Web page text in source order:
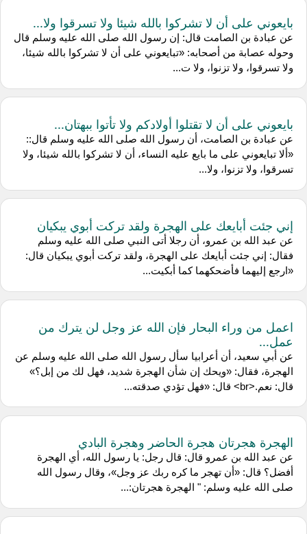
بايعوني على أن لا تشركوا بالله شيئا ولا تسرقوا ولا...
عن عبادة بن الصامت قال: إن رسول الله صلى الله عليه وسلم قال
وحوله عصابة من أصحابه: «تبايعوني على أن لا تشركوا بالله شيئا،
ولا تسرقوا، ولا تزنوا، ولا ت...
بايعوني على أن لا تقتلوا أولادكم ولا تأتوا ببهتان...
عن عبادة بن الصامت، أن رسول الله صلى الله عليه وسلم قال::
«ألا تبايعوني على ما بايع عليه النساء، أن لا تشركوا بالله شيئا، ولا
تسرقوا، ولا تزنوا، ولا...
إني جئت أبايعك على الهجرة ولقد تركت أبوي يبكيان
عن عبد الله بن عمرو، أن رجلا أتى النبي صلى الله عليه وسلم
فقال: إني جئت أبايعك على الهجرة، ولقد تركت أبوي يبكيان قال:
«ارجع إليهما فأضحكهما كما أبكيت...
اعمل من وراء البحار فإن الله عز وجل لن يترك من
عمل...
عن أبي سعيد، أن أعرابيا سأل رسول الله صلى الله عليه وسلم عن
الهجرة، فقال: «ويحك إن شأن الهجرة شديد، فهل لك من إبل؟»
قال: نعم.<br> قال: «فهل تؤدي صدقته...
الهجرة هجرتان هجرة الحاضر وهجرة البادي
عن عبد الله بن عمرو قال: قال رجل: يا رسول الله، أي الهجرة
أفضل؟ قال: «أن تهجر ما كره ربك عز وجل»، وقال رسول الله
صلى الله عليه وسلم: " الهجرة هجرتان:...